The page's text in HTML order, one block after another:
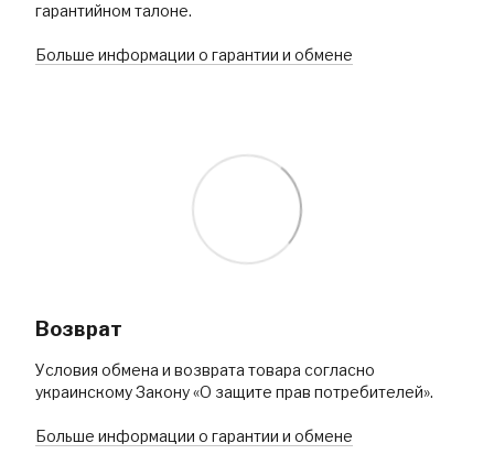
гарантийном талоне.
Больше информации о гарантии и обмене
Возврат
Условия обмена и возврата товара согласно
украинскому Закону «О защите прав потребителей».
Больше информации о гарантии и обмене